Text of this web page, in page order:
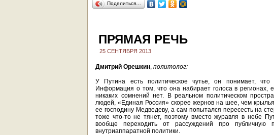
Поделиться…
ПРЯМАЯ РЕЧЬ
25 СЕНТЯБРЯ 2013
Дмитрий Орешкин, политолог:
У Путина есть политическое чутье, он понимает, что
Информация о том, что она набирает голоса в регионах,
никаких сомнений нет. В реальном политическом
людей, «Единая Россия» скорее жернов на шее, чем
ее господину Медведеву, а сам попытался пересесть на
тоже что-то не тянет, поэтому вместо журавля в небе
вообще переходить от рассуждений про публичную
внутриаппаратной политики.